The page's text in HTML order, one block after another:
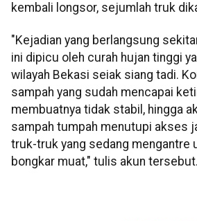
kembali longsor, sejumlah truk
"Kejadian yang berlangsung
ini dipicu oleh curah hujan tinggi
wilayah Bekasi seiak siang tadi.
sampah yang sudah mencapai
membuatnya tidak stabil, hingga
sampah tumpah menutupi akses
truk-truk yang sedang mengantre
bongkar muat," tulis akun tersebut.